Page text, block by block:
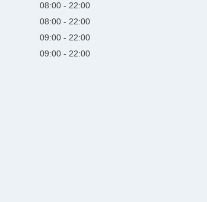
08:00
22:00
08:00
22:00
09:00
22:00
09:00 22:00